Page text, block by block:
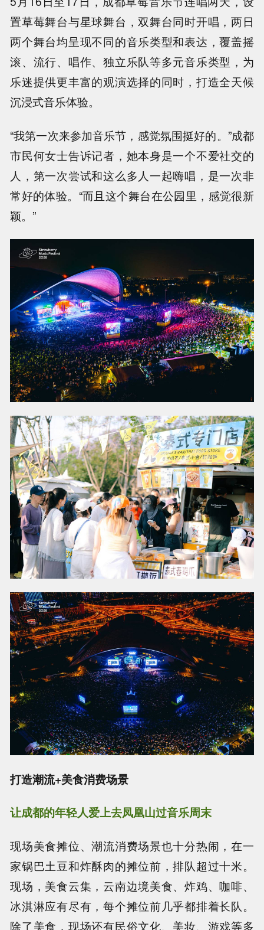
置草莓舞台与星球舞台，双舞台同时开唱，两日
两个舞台均呈现不同的音乐类型和表达，覆盖摇
滚、流行、唱作、独立乐队等多元音乐类型，为
乐迷提供更丰富的观演选择的同时，打造全天候
沉浸式音乐体验。
“我第一次来参加音乐节，感觉氛围挺好的。”成都
市民何女士告诉记者，她本身是一个不爱社交的
人，第一次尝试和这么多人一起嗨唱，是一次非
常好的体验。“而且这个舞台在公园里，感觉很新
颖。”
打造潮流+美食消费场景
让成都的年轻人爱上去凤凰山过音乐周末
现场美食摊位、潮流消费场景也十分热闹，在一
家锅巴土豆和炸酥肉的摊位前，排队超过十米。
现场，美食云集，云南边境美食、炸鸡、咖啡、
冰淇淋应有尽有，每个摊位前几乎都排着长队。
除了美食，现场还有民俗文化、美妆、游戏等多